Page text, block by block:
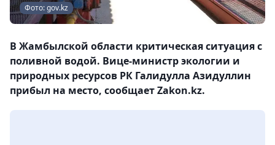
Фото: gov.kz
В Жамбылской области критическая ситуация с
поливной водой. Вице-министр экологии и
природных ресурсов РК Галидулла Азидуллин
прибыл на место, сообщает Zakon.kz.